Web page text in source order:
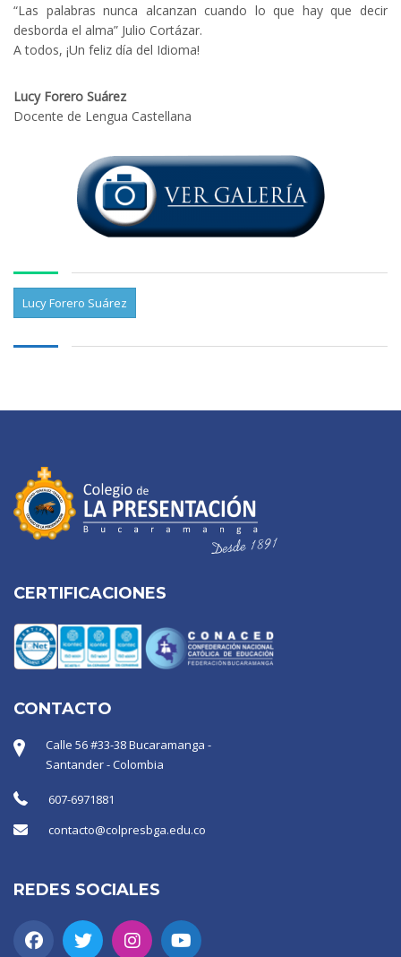
“Las palabras nunca alcanzan cuando lo que hay que decir
desborda el alma” Julio Cortázar.
A todos, ¡Un feliz día del Idioma!
Lucy Forero Suárez
Docente de Lengua Castellana
Lucy Forero Suárez
CERTIFICACIONES
CONTACTO
Calle 56 #33-38 Bucaramanga -
Santander - Colombia
607-6971881
contacto@colpresbga.edu.co
REDES SOCIALES